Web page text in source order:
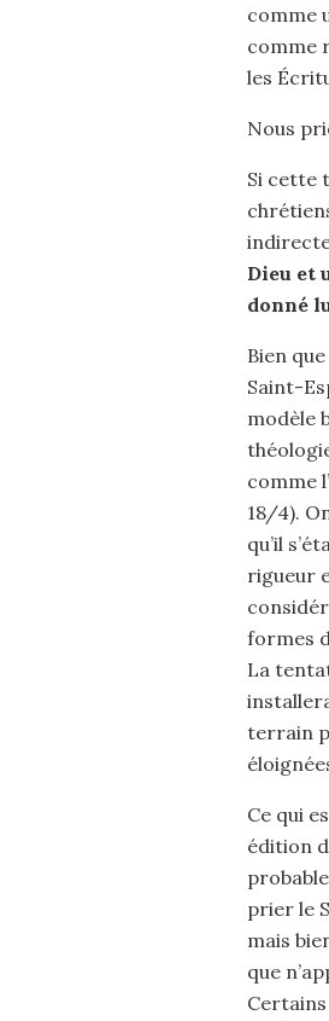
comme
comme
les
Nous
Si cette
Dieu et
donné
Bien
Saint-
modèle
comme
18/4).
qu’il
rigueur
formes
La
terrain
Ce qui
édition
prier le
mais
que